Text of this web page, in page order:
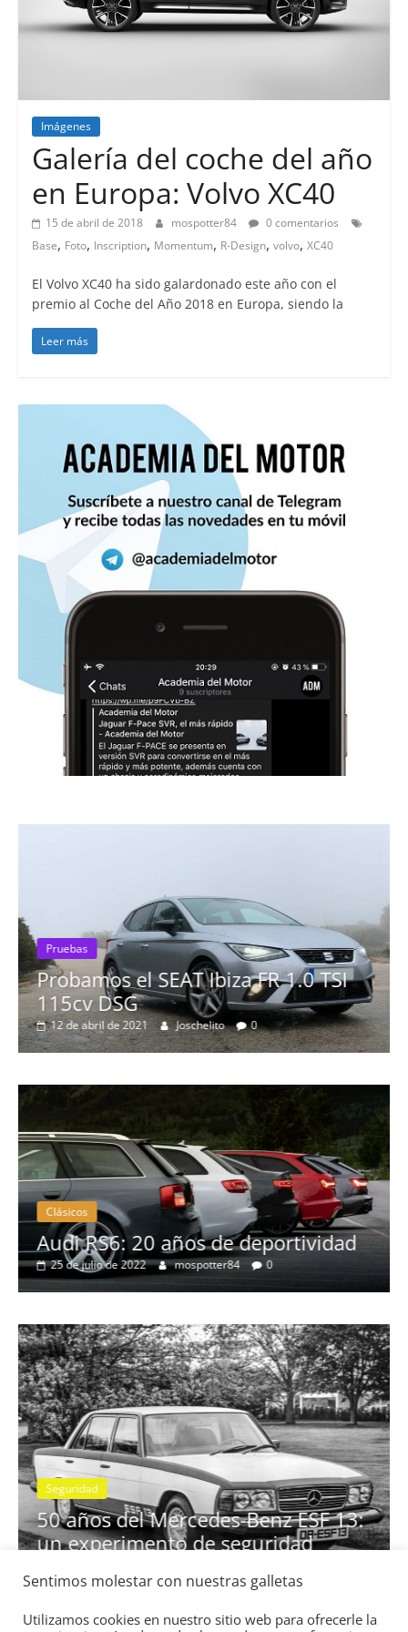
Imágenes
Galería del coche del año
en Europa: Volvo XC40
15 de abril de 2018 mospotter84
0 comentarios
Base, Foto, Inscription, Momentum, R-Design, volvo, XC40
El Volvo XC40 ha sido galardonado este año con el
premio al Coche del Año 2018 en Europa, siendo la
Leer más
Pruebas
Probamos el SEAT Ibiza FR 1.0 TSI
115cv DSG
12 de abril de 2021 Joschelito 0
Clásicos
Audi RS6: 20 años de deportividad
25 de julio de 2022 mospotter84 0
Seguridad
50 años del Mercedes-Benz ESF 13:
un experimento de seguridad
Sentimos molestar con nuestras galletas
Utilizamos cookies en nuestro sitio web para ofrecerle la